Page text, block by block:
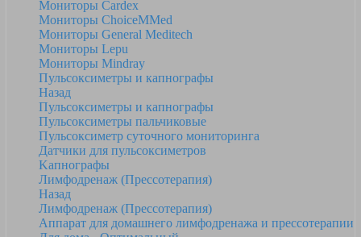
Мониторы Cardex
Мониторы ChoiceMMed
Мониторы General Meditech
Мониторы Lepu
Мониторы Mindray
Пульсоксиметры и капнографы
Назад
Пульсоксиметры и капнографы
Пульсоксиметры пальчиковые
Пульсоксиметр суточного мониторинга
Датчики для пульсоксиметров
Kапнографы
Лимфодренаж (Прессотерапия)
Назад
Лимфодренаж (Прессотерапия)
Аппарат для домашнего лимфодренажа и прессотерапии